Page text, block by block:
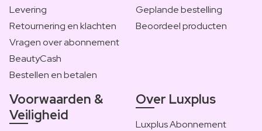
Levering
Retournering en klachten
Vragen over abonnement
BeautyCash
Bestellen en betalen
Geplande bestelling
Beoordeel producten
Voorwaarden &
Veiligheid
Over Luxplus
Luxplus Abonnement